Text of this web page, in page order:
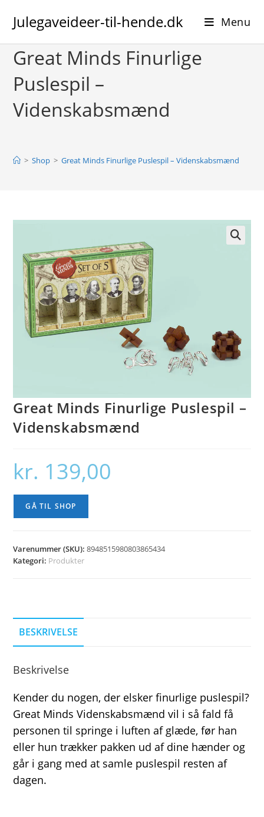
content
Julegaveideer-til-hende.dk Menu
Great Minds Finurlige
Puslespil –
Videnskabsmænd
> Shop > Great Minds Finurlige Puslespil – Videnskabsmænd
Great Minds Finurlige Puslespil –
Videnskabsmænd
kr. 139,00
GÅ TIL SHOP
Varenummer (SKU):8948515980803865434
Kategori: Produkter
BESKRIVELSE
Beskrivelse
Kender du nogen, der elsker finurlige puslespil?
Great Minds Videnskabsmænd vil i så fald få
personen til springe i luften af glæde, før han
eller hun trækker pakken ud af dine hænder og
går i gang med at samle puslespil resten af
dagen.